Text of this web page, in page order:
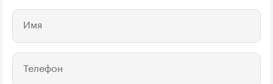
Имя
Телефон